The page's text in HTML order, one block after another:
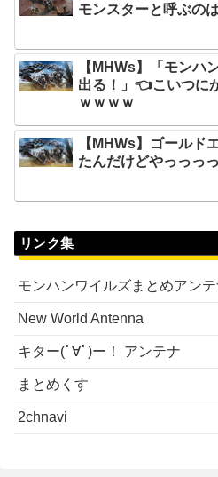
モンスターと呼ぶの
【MHWs】「モンハ
出る！」👈こいつに
ｗｗｗｗ
【MHWs】ゴールド
たんだけどやっっっ
リンク集
モンハンワイルズまとめアンテ
New World Antenna
キター(ﾟ∀ﾟ)ー！ アンテナ
まとめくす
2chnavi